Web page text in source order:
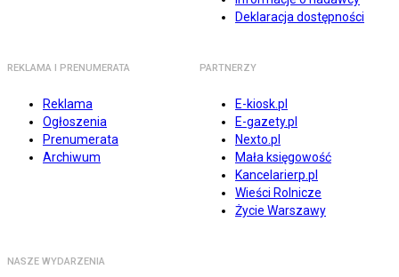
Deklaracja dostępności
REKLAMA I PRENUMERATA
Reklama
Ogłoszenia
Prenumerata
Archiwum
PARTNERZY
E-kiosk.pl
E-gazety.pl
Nexto.pl
Mała księgowość
Kancelarierp.pl
Wieści Rolnicze
Życie Warszawy
NASZE WYDARZENIA